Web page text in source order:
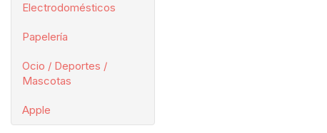
Electrodomésticos
Papelería
Ocio / Deportes /
Mascotas
Apple